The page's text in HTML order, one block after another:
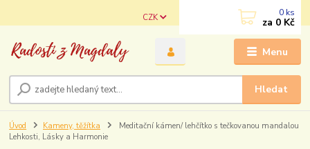
Menu
CZK
Hledat
0 ks
za 0 Kč
Úvod Kameny, těžítka
Meditační kámen/ lehčítko s tečkovanou mandalou
Lehkosti, Lásky a Harmonie